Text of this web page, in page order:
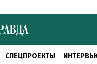
СПЕЦПРОЕКТЫ